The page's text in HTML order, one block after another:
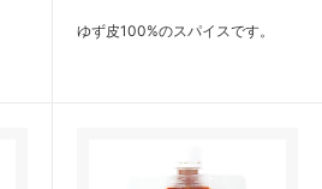
ゆず皮100%のスパイスです。